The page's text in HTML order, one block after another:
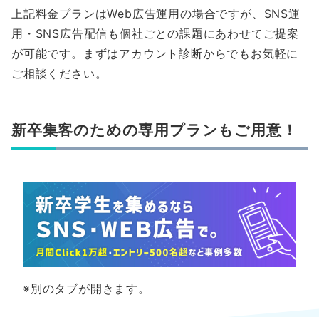
上記料金プランはWeb広告運用の場合ですが、SNS運
用・SNS広告配信も個社ごとの課題にあわせてご提案
が可能です。まずはアカウント診断からでもお気軽に
ご相談ください。
新卒集客のための専用プランもご用意！
※別のタブが開きます。